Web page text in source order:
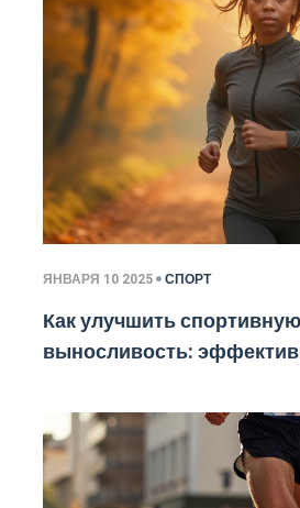
ЯНВАРЯ 10 2025 СПОРТ
Как улучшить спортивную
выносливость: